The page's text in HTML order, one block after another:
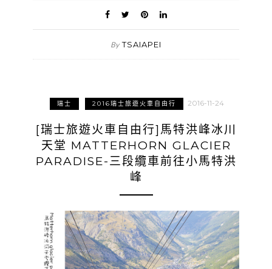
By TSAIAPEI
瑞士 2016瑞士旅遊火車自由行 2016-11-24
[瑞士旅遊火車自由行]馬特洪峰冰川
天堂 MATTERHORN GLACIER
PARADISE-三段纜車前往小馬特洪
峰